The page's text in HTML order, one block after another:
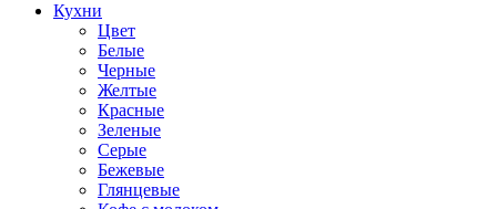
Кухни
Цвет
Белые
Черные
Желтые
Красные
Зеленые
Серые
Бежевые
Глянцевые